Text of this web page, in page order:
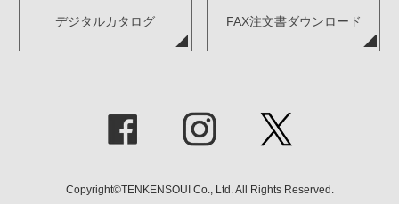
デジタルカタログ FAX注文書ダウンロード
Copyright©TENKENSOUI Co., Ltd. All Rights Reserved.